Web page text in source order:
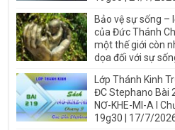
Bảo vệ sự sống –
của Đức Thánh
một thế giới còn
dọa đối với sự
Lớp Thánh Kinh
ĐC Stephano Bài
NƠ-KHE-MI-A I
19g30 | 17/7/